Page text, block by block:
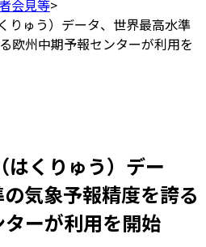
会見等>
りゅう）データ、世界最高水準
欧州中期予報センターが利用を
はくりゅう）デー
気象予報精度を誇る
ーが利用を開始